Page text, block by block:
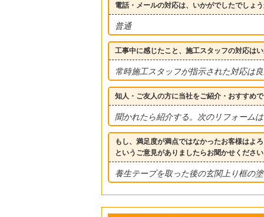
電話・メールの対応は、いかがでしたでしょう
普通
工事中に感じたこと、施工スタッフの対応は
常時施工スタッフが指示された対応は良
知人・ご友人の方に当社をご紹介・おすすめ
聞かれたら紹介する。次のリフォーム
もし、満足度が満点ではなかったお客様はよ
というご意見がありましたらお聞かせください
養生テープを取った後の玄関上り框の